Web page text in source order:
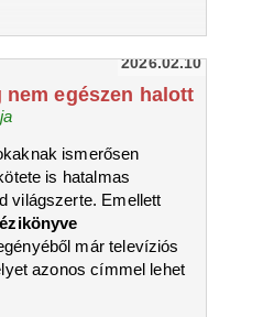
2026.02.10
egészen halott
ismerősen
is hatalmas
világszerte. Emellett
már televíziós
azonos címmel lehet